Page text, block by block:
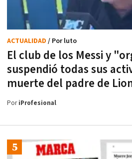
El club de los Messi y
suspendió todas sus
muerte del padre de
ACTUALIDAD / Por luto
PoriProfesional